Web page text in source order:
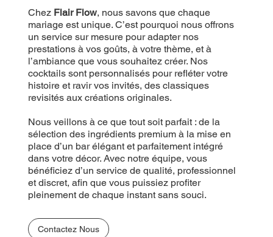
Chez Flair Flow, nous savons que chaque
mariage est unique. C’est pourquoi nous offrons
un service sur mesure pour adapter nos
prestations à vos goûts, à votre thème, et à
l’ambiance que vous souhaitez créer. Nos
cocktails sont personnalisés pour refléter votre
histoire et ravir vos invités, des classiques
revisités aux créations originales.
Nous veillons à ce que tout soit parfait : de la
sélection des ingrédients premium à la mise en
place d’un bar élégant et parfaitement intégré
dans votre décor. Avec notre équipe, vous
bénéficiez d’un service de qualité, professionnel
et discret, afin que vous puissiez profiter
pleinement de chaque instant sans souci.
Contactez Nous